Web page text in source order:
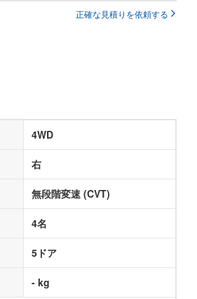
正確な見積りを依頼する
4WD
右
無段階変速 (CVT)
4名
5ドア
- kg